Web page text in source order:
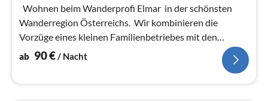
Wanderregion Österreichs. Wir kombinieren die
Vorzüge eines kleinen Familienbetriebes mit den
gehobenen Ansprüchen a...
ab 90€/ Nacht